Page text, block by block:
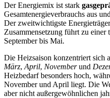
Der Energiemix ist stark
Gesamtenergieverbrauchs aus
Der zweitwichtigste
Zusammensetzung führt zu einer
September bis Mai.
Die Heizsaison konzentriert sich
März, April, Novemberund
Heizbedarf besonders hoch,
November und April liegt. Die
aber nicht außergewöhnlichen